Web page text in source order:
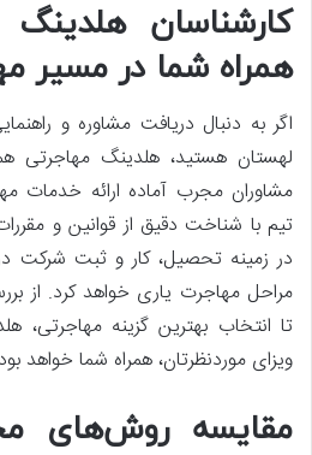
کارشناسان
همراه شما در مسیر
اگر به دنبال دریافت مشاوره و
لهستان هستید، هلدینگ مهاجرتی
مشاوران مجرب آماده ارائه خدمات
تیم با شناخت دقیق از قوانین و
در زمینه تحصیل، کار و ثبت شرکت
مراحل مهاجرت یاری خواهد کرد. از
تا انتخاب بهترین گزینه مهاجرتی،
ویزای موردنظرتان، همراه شما خواهد
مقایسه روش‌های